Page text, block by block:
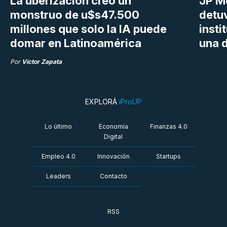
monstruo de u$s47.500
millones que solo la IA puede
domar en Latinoamérica
Por Víctor Zapata
una
EXPLORÁ iProUP
Lo último
Economía
Digital
Finanzas 4.0
Empleo 4.0 Innovación Startups
Leaders Contacto
RSS